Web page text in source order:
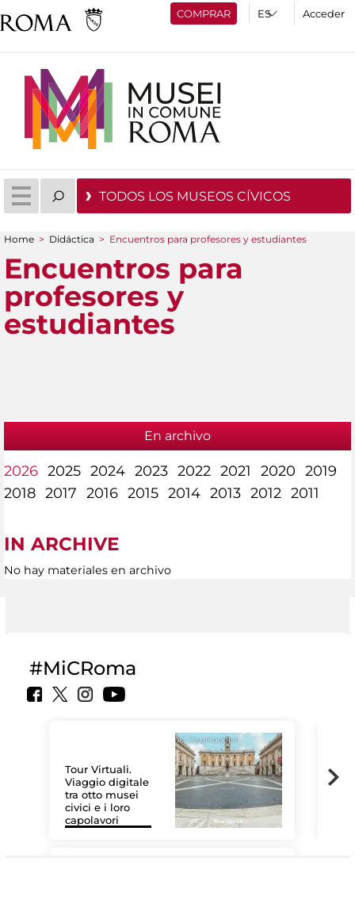
COMPRAR Acceder
TODOS LOS MUSEOS CÍVICOS
You are here
Home > Didáctica > Encuentros para profesores y estudiantes
Encuentros para
profesores y
estudiantes
En archivo
2026 2025 2024 2023 2022 2021 2020 2019
2018 2017 2016 2015 2014 2013 2012 2011
IN ARCHIVE
No hay materiales en archivo
#MiCRoma
Tour Virtuali.
Viaggio digitale
tra otto musei
civici e i loro
capolavori